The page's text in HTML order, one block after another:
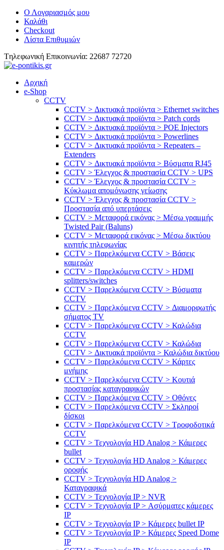
Ο Λογαριασμός μου
Καλάθι
Checkout
Λίστα Επιθυμιών
Tηλεφωνική Επικοινωνία: 22687 72720
Αρχική
e-Shop
CCTV
CCTV > Δικτυακά προϊόντα > Ethernet switches
CCTV > Δικτυακά προϊόντα > Patch cords
CCTV > Δικτυακά προϊόντα > POE Injectors
CCTV > Δικτυακά προϊόντα > Powerlines
CCTV > Δικτυακά προϊόντα > Repeaters –
Extenders
CCTV > Δικτυακά προϊόντα > Βύσματα RJ45
CCTV > Έλεγχος & προστασία CCTV > UPS
CCTV > Έλεγχος & προστασία CCTV >
Κύκλωμα απομόνωσης γείωσης
CCTV > Έλεγχος & προστασία CCTV >
Προστασία από υπερτάσεις
CCTV > Μεταφορά εικόνας > Μέσω γραμμής
Twisted Pair (Baluns)
CCTV > Μεταφορά εικόνας > Μέσω δικτύου
κινητής τηλεφωνίας
CCTV > Παρελκόμενα CCTV > Bάσεις
καμερών
CCTV > Παρελκόμενα CCTV > HDMI
splitters/switches
CCTV > Παρελκόμενα CCTV > Βύσματα
CCTV
CCTV > Παρελκόμενα CCTV > Διαμορφωτής
σήματος TV
CCTV > Παρελκόμενα CCTV > Καλώδια
CCTV
CCTV > Παρελκόμενα CCTV > Καλώδια
CCTV > Δικτυακά προϊόντα > Καλώδια δικτύου
CCTV > Παρελκόμενα CCTV > Κάρτες
μνήμης
CCTV > Παρελκόμενα CCTV > Κουτιά
προστασίας καταγραφικών
CCTV > Παρελκόμενα CCTV > Οθόνες
CCTV > Παρελκόμενα CCTV > Σκληροί
δίσκοι
CCTV > Παρελκόμενα CCTV > Τροφοδοτικά
CCTV
CCTV > Τεχνολογία HD Analog > Κάμερες
bullet
CCTV > Τεχνολογία HD Analog > Κάμερες
οροφής
CCTV > Τεχνολογία HD Analog >
Καταγραφικά
CCTV > Τεχνολογία IP > NVR
CCTV > Τεχνολογία IP > Ασύρματες κάμερες
IP
CCTV > Τεχνολογία IP > Κάμερες bullet IP
CCTV > Τεχνολογία IP > Κάμερες Speed Dome
IP